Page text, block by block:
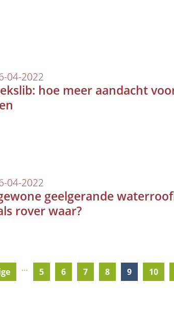
04-2022
hoe meer aandacht
04-2022
geelgerande
rover waar?
… Pagina
5 Pagina
6 Pagina
7 Pagina
8
Current
page
9 10